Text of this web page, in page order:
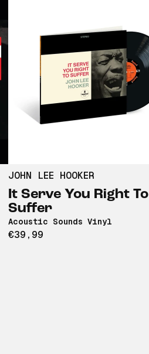
JOHN LEE HOOKER
It Serve You Right To
Suffer
Acoustic Sounds Vinyl
€39,99